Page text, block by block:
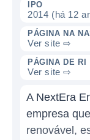
IPO
2014 (há 12
PÁGINA NA
Ver site ⇨
PÁGINA DE RI
Ver site ⇨
A NextEra
empresa
renovável,